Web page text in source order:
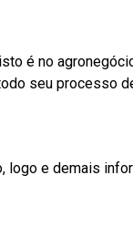
é no
seu processo
logo e demais